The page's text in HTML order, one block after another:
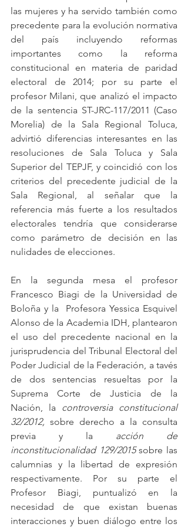
las mujeres y ha servido también como
precedente para la evolución normativa
del país incluyendo reformas
importantes como la reforma
constitucional en materia de paridad
electoral de 2014; por su parte el
profesor Milani, que analizó el impacto
de la sentencia ST-JRC-117/2011 (Caso
Morelia) de la
advirtió diferencias interesantes en las
resoluciones de Sala Toluca y Sala
Superior del TEPJF, y coincidió con los
criterios del precedente judicial de la
Sala Regional, al señalar que la
referencia más fuerte a los resultados
electorales tendría que considerarse
como parámetro de decisión en las
nulidades de elecciones.
En la segunda mesa el profesor
Francesco Biagi de la Universidad de
Boloña y la  Profesora Yessica Esquivel
Alonso de la Academia IDH, plantearon
el uso del precedente nacional en la
jurisprudencia del Tribunal Electoral del
Poder Judicial de la Federación, a tavés
de dos sentencias resueltas por la
Suprema Corte de Justicia de la
Nación, la controversia constitucional
32/2012, sobre derecho a la consulta
previa y la acción de
inconstitucionalidad 129/2015 sobre las
calumnias y la libertad de expresión
respectivamente. Por su parte el
Profesor Biagi, puntualizó en la
necesidad de que existan buenas
interacciones y buen diálogo entre los